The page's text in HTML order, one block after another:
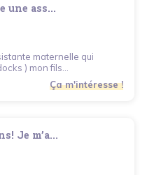
une ass...
maternelle qui
) mon fils...
Ça m'intéresse !
Je m’a...